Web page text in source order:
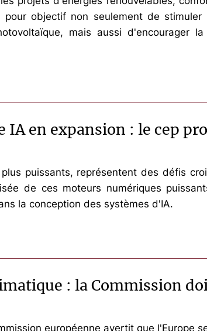
objectif non seulement de
mais aussi d'encourager
en expansion : le cep
puissants, représentent des défis
de ces moteurs numériques
la conception des systèmes d'IA.
: la Commission
européenne avertit que l'Europe